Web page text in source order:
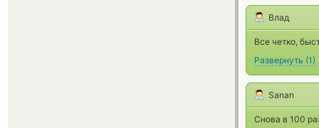
Влад
Все четко,
Развернуть (1)
Sanan
Снова в 100